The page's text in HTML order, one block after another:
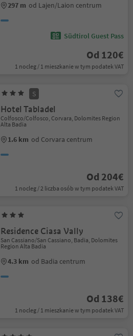
297 m od Lajen/Laion centrum
Südtirol Guest Pass
Od 120€
1 nocleg / 1 mieszkanie w tym podatek VAT
S
Hotel Tabladel
Colfosco/Colfosco, Corvara, Dolomites Region
Alta Badia
1.6 km od Corvara centrum
Od 204€
1 nocleg / 2 liczba osób w tym podatek VAT
Residence Ciasa Vally
San Cassiano/San Cassiano, Badia, Dolomites
Region Alta Badia
4.3 km od Badia centrum
Od 138€
1 nocleg / 1 mieszkanie w tym podatek VAT